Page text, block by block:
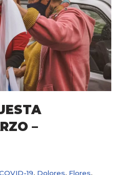
–
19, Dolores, Flores,